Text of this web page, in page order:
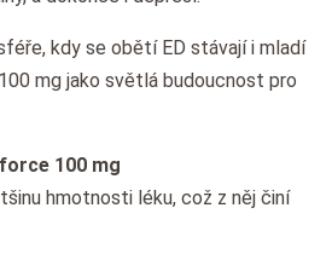
kdy se obětí ED stávají i mladí
mg jako světlá budoucnost pro
100 mg
hmotnosti léku, což z něj činí